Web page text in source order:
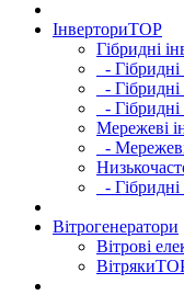
ІнверториTOP
Гібридні
-
-
-
Мережеві
-
-
Вітрогенератори
Вітрові
Вітряки